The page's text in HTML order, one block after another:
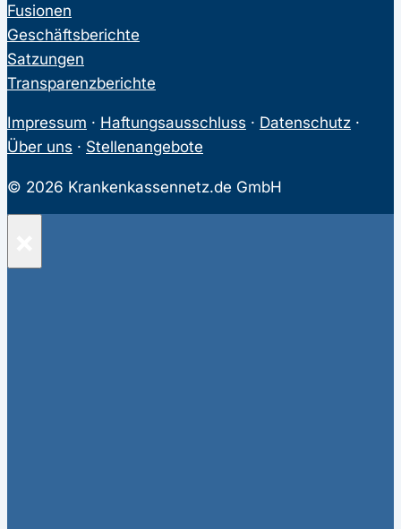
Fusionen
Geschäftsberichte
Satzungen
Transparenzberichte
Impressum · Haftungsausschluss · Datenschutz ·
Über uns · Stellenangebote
© 2026 Krankenkassennetz.de GmbH